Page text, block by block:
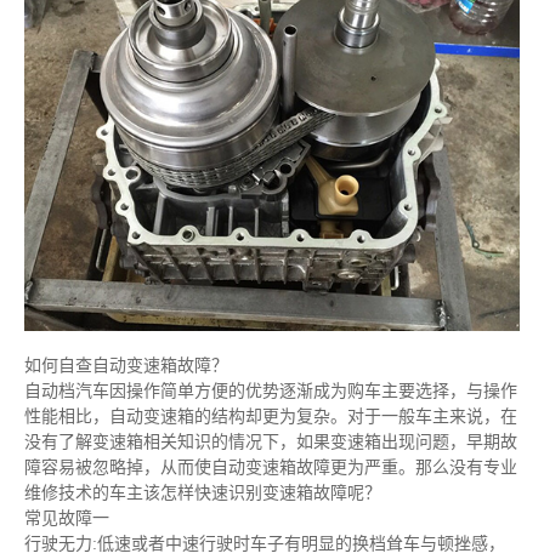
如何自查自动变速箱故障？
自动档汽车因操作简单方便的优势逐渐成为购车主要选择，与操作
性能相比，自动变速箱的结构却更为复杂。对于一般车主来说，在
没有了解变速箱相关知识的情况下，如果变速箱出现问题，早期故
障容易被忽略掉，从而使自动变速箱故障更为严重。那么没有专业
维修技术的车主该怎样快速识别变速箱故障呢？
常见故障一
行驶无力:低速或者中速行驶时车子有明显的换档耸车与顿挫感，